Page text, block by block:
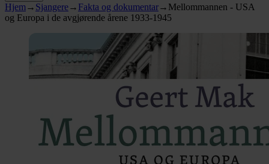
Hjem → Sjangere→ Fakta og dokumentar→ Mellommannen - USA
og Europa i de avgjørende årene 1933-1945